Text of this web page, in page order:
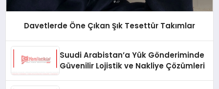
Davetlerde Öne Çıkan Şık Tesettür Takımlar
Suudi Arabistan’a Yük Gönderiminde
Güvenilir Lojistik ve Nakliye Çözümleri